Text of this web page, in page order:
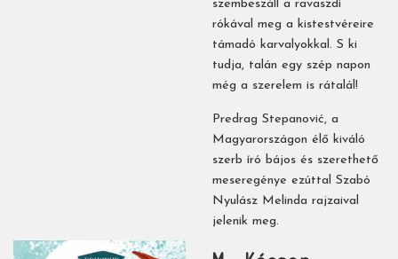
szembeszáll a ravaszdi
rókával meg a kistestvéreire
támadó karvalyokkal. S ki
tudja, talán egy szép napon
még a szerelem is rátalál!
Predrag Stepanović, a
Magyarországon élő kiváló
szerb író bájos és szerethető
meseregénye ezúttal Szabó
Nyulász Melinda rajzaival
jelenik meg.